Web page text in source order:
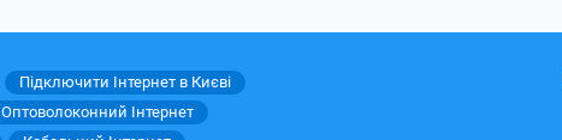
Підключити Інтернет в Києві
Оптоволоконний Інтернет